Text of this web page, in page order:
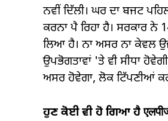
ਨਵੀਂ ਦਿੱਲੀ। ਘਰ ਦਾ ਬਜਟ
ਕਰਨਾ ਪੈ ਰਿਹਾ ਹੈ। ਸਰਕਾਰ ਨੇ
ਲਿਆ ਹੈ। ਨਾ ਅਸਰ ਨਾ ਕੇਵਲ
ਉਪਭੋਗਤਾਵਾਂ 'ਤੇ ਵੀ ਸੀਧਾ
ਅਸਰ ਹੋਵੇਗਾ, ਲੋਕ ਟਿੱਪਣੀਆਂ
ਹੁਣ ਕੋਈ ਵੀ ਹੋ ਗਿਆ ਹੈ